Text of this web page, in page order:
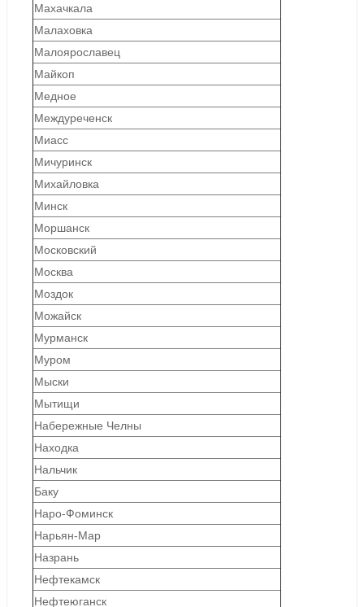
Махачкала
Малаховка
Малоярославец
Майкоп
Медное
Междуреченск
Миасс
Мичуринск
Михайловка
Минск
Моршанск
Московский
Москва
Моздок
Можайск
Мурманск
Муром
Мыски
Мытищи
Набережные Челны
Находка
Нальчик
Баку
Наро-Фоминск
Нарьян-Мар
Назрань
Нефтекамск
Нефтеюганск